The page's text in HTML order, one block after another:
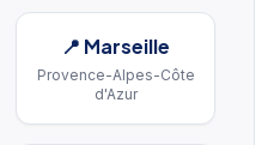
📍 Marseille
Provence-Alpes-Côte
d'Azur